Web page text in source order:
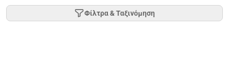
Φίλτρα & Ταξινόμηση